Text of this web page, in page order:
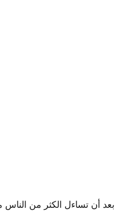
بعد أن تساءل الكثر من الناس